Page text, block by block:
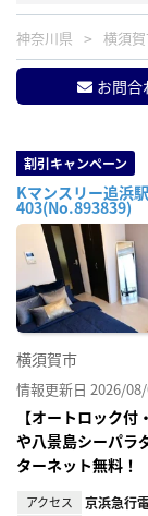
神奈川県 横須
お問合
割引キャンペーン
Kマンスリー追浜
403(No.893839)
横須賀市
情報更新日 2026/
【オートロック
や八景島シーパラ
ターネット無料！
アクセス 京浜急行